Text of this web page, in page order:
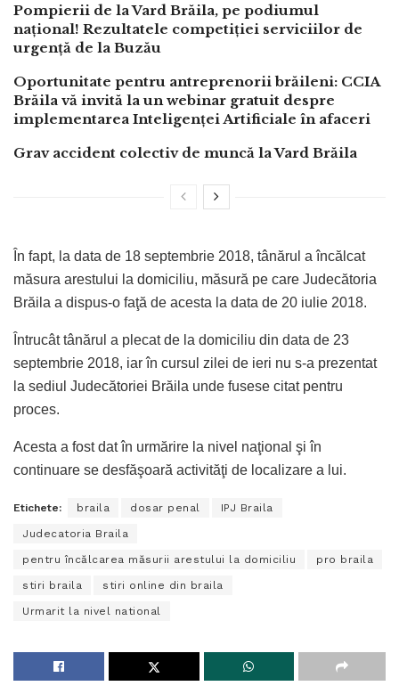
Pompierii de la Vard Brăila, pe podiumul
național! Rezultatele competiției serviciilor de
urgență de la Buzău
Oportunitate pentru antreprenorii brăileni: CCIA
Brăila vă invită la un webinar gratuit despre
implementarea Inteligenței Artificiale în afaceri
Grav accident colectiv de muncă la Vard Brăila
În fapt, la data de 18 septembrie 2018, tânărul a încălcat
măsura arestului la domiciliu, măsură pe care Judecătoria
Brăila a dispus-o faţă de acesta la data de 20 iulie 2018.
Întrucât tânărul a plecat de la domiciliu din data de 23
septembrie 2018, iar în cursul zilei de ieri nu s-a prezentat
la sediul Judecătoriei Brăila unde fusese citat pentru
proces.
Acesta a fost dat în urmărire la nivel naţional şi în
continuare se desfăşoară activităţi de localizare a lui.
Etichete: braila dosar penal IPJ Braila
Judecatoria Braila
pentru încălcarea măsurii arestului la domiciliu pro braila
stiri braila stiri online din braila
Urmarit la nivel national